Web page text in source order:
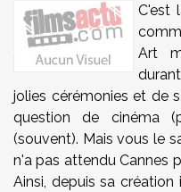
C'est
Art
jolies cérémonies et de
question de cinéma
(souvent). Mais vous le
n'a pas attendu Cannes
Ainsi, depuis sa